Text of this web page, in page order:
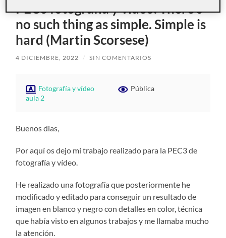
PEC3 fotografía y vídeo. There’s
no such thing as simple. Simple is
hard (Martin Scorsese)
4 DICIEMBRE, 2022 / SIN COMENTARIOS
Fotografía y vídeo
aula 2
Pública
Buenos dias,
Por aquí os dejo mi trabajo realizado para la PEC3 de
fotografía y vídeo.
He realizado una fotografía que posteriormente he
modificado y editado para conseguir un resultado de
imagen en blanco y negro con detalles en color, técnica
que había visto en algunos trabajos y me llamaba mucho
la atención.